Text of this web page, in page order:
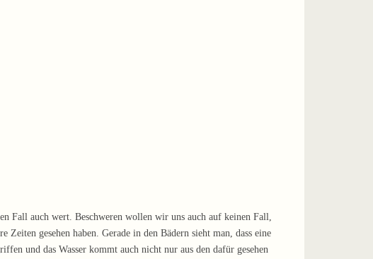
Fall auch wert. Beschweren wollen wir uns auch auf keinen Fall,
gesehen haben. Gerade in den Bädern sieht man, dass eine
und das Wasser kommt auch nicht nur aus den dafür gesehen